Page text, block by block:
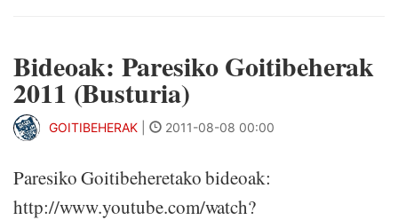
Bideoak: Paresiko Goitibeherak
2011 (Busturia)
GOITIBEHERAK 2011-08-08 00:00
Paresiko Goitibeheretako bideoak:
http://www.youtube.com/watch?